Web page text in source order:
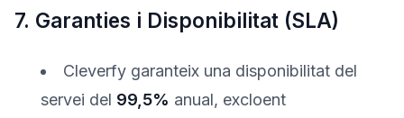
7. Garanties i Disponibilitat (SLA)
Cleverfy garanteix una disponibilitat del
servei del 99,5% anual, excloent